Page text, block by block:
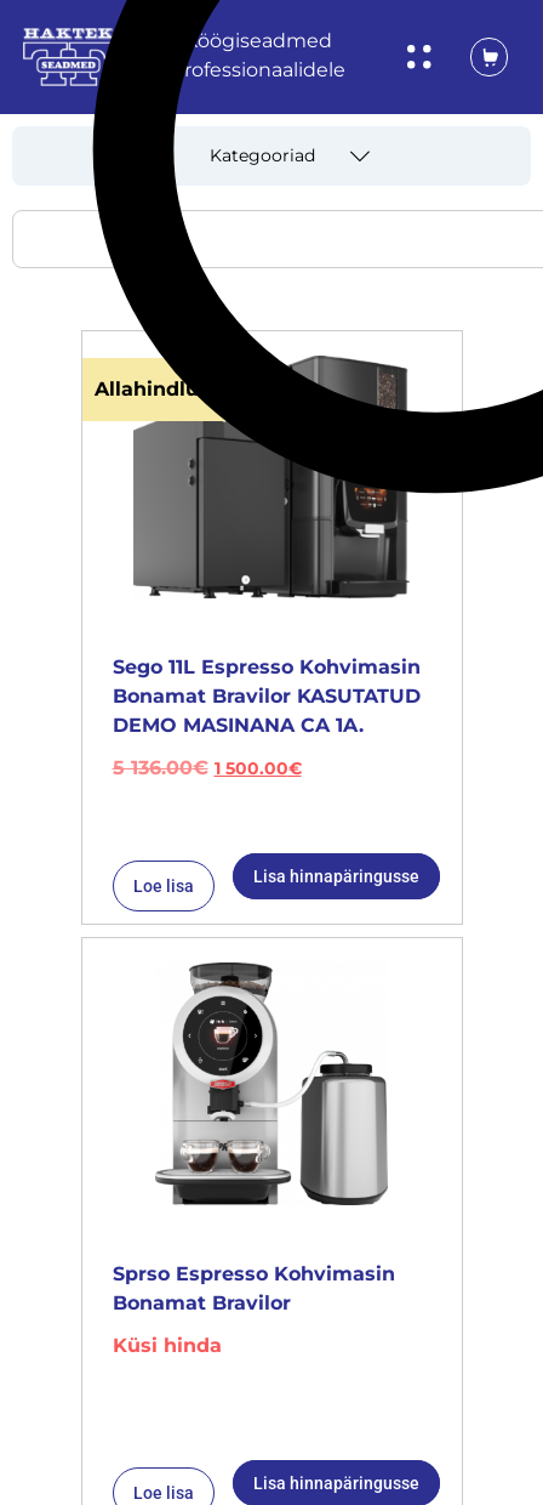
Köögiseadmed
professionaalidele
Kategooriad
Allahindlus!
Sego 11L Espresso Kohvimasin
Bonamat Bravilor KASUTATUD
DEMO MASINANA CA 1A.
5 136.00€ 1 500.00€
Loe lisa Lisa hinnapäringusse
Sprso Espresso Kohvimasin
Bonamat Bravilor
Küsi hinda
Loe lisa Lisa hinnapäringusse